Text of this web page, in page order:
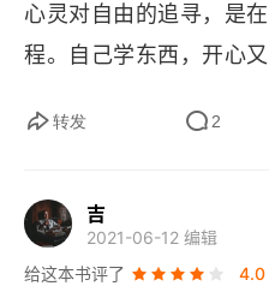
3.2.6 理念传输
3.3.2 因材施教
3.3.3 训练师和老师
心灵对自由的追寻，是
程。自己学东西，开心
而自学是自助游，去哪
被传授，只能在无数次
转发 2
吉
2021-06-12 编辑
给这本书评了
4.0